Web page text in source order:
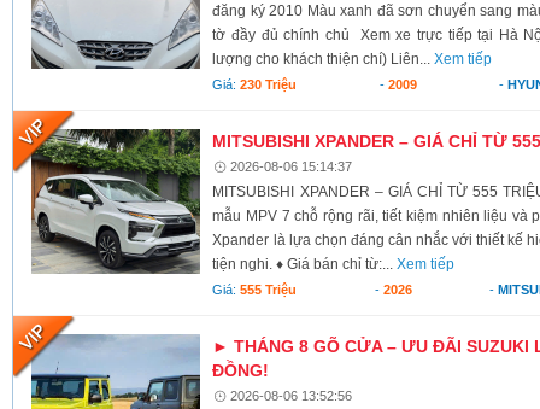
đăng ký 2010 Màu xanh đã sơn chuyển sang
tờ đầy đủ chính chủ Xem xe trực tiếp tại Hà
lượng cho khách thiện chí) Liên...Xem tiếp
Giá:230 Triệu - 2009 -
MITSUBISHI XPANDER – GIÁ CHỈ TỪ
2026-08-06 15:14:37
MITSUBISHI XPANDER – GIÁ CHỈ TỪ 555
mẫu MPV 7 chỗ rộng rãi, tiết kiệm nhiên liệu và
Xpander là lựa chọn đáng cân nhắc với thiết kế
tiện nghi. ♦ Giá bán chỉ từ:...Xem tiếp
Giá:555 Triệu - 2026 -
► THÁNG 8 GÕ CỬA – ƯU ĐÃI SUZUKI
ĐỒNG!
2026-08-06 13:52:56